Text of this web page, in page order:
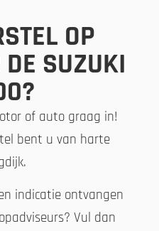
OP
SUZUKI
of auto graag in!
bent u van harte
indicatie ontvangen
Vul dan